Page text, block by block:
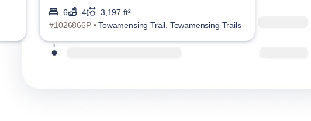
6 4
3,197 ft²
#1026866P •Towamensing Trail, Towamensing Trails